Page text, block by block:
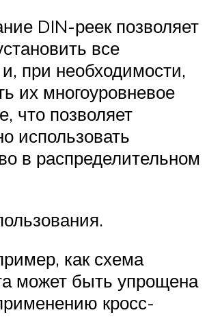
DIN-реек позволяет
все
при необходимости,
их многоуровневое
что позволяет
использовать
в распределительном
как схема
может быть упрощена
кросс-